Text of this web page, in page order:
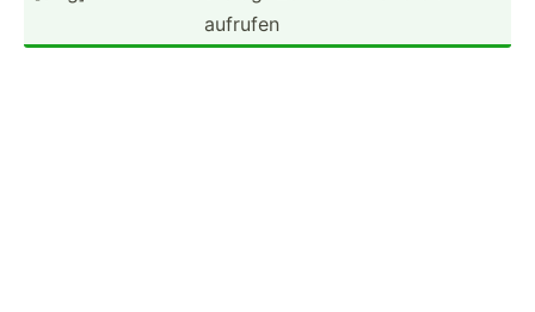
aufrufen